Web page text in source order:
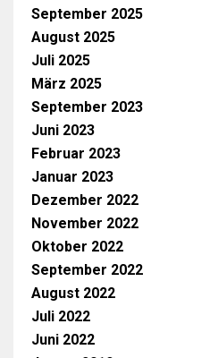
September 2025
August 2025
Juli 2025
März 2025
September 2023
Juni 2023
Februar 2023
Januar 2023
Dezember 2022
November 2022
Oktober 2022
September 2022
August 2022
Juli 2022
Juni 2022